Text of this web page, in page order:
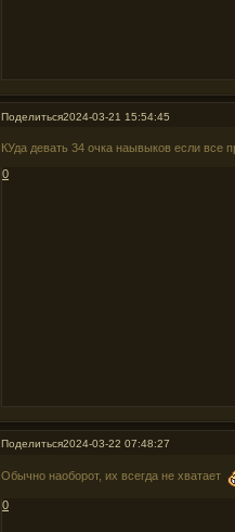
Поделиться2024-03-21 15:54:45
КУда девать 34 очка наывыков если все
0
Поделиться2024-03-22 07:48:27
Обычно наоборот, их всегда не хватает
0